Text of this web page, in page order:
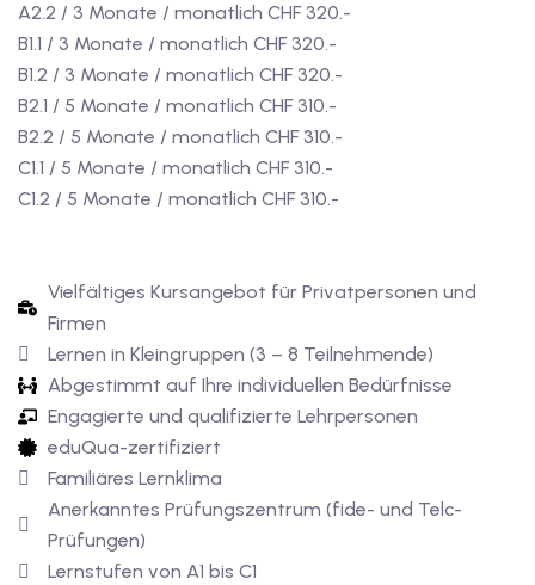
A2.2 / 3 Monate / monatlich CHF 320.-
B1.1 / 3 Monate / monatlich CHF 320.-
B1.2 / 3 Monate / monatlich CHF 320.-
B2.1 / 5 Monate / monatlich CHF 310.-
B2.2 / 5 Monate / monatlich CHF 310.-
C1.1 / 5 Monate / monatlich CHF 310.-
C1.2 / 5 Monate / monatlich CHF 310.-
Vielfältiges Kursangebot für Privatpersonen und
Firmen
Lernen in Kleingruppen (3 – 8 Teilnehmende)
Abgestimmt auf Ihre individuellen Bedürfnisse
Engagierte und qualifizierte Lehrpersonen
eduQua-zertifiziert
Familiäres Lernklima
Anerkanntes Prüfungszentrum (fide- und Telc-
Prüfungen)
Lernstufen von A1 bis C1